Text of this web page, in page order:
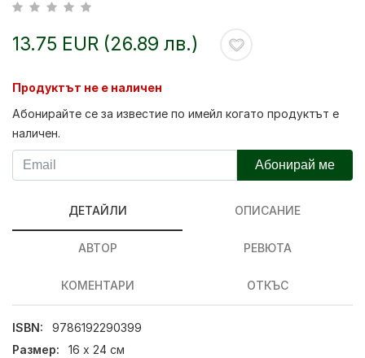
13.75 EUR (26.89 лв.)
Продуктът не е наличен
Абонирайте се за известие по имейл когато продуктът е
наличен.
Абонирай ме
ДЕТАЙЛИ ОПИСАНИЕ
АВТОР РЕВЮТА
КОМЕНТАРИ ОТКЪС
ISBN:
9786192290399
Размер:
16 х 24 см